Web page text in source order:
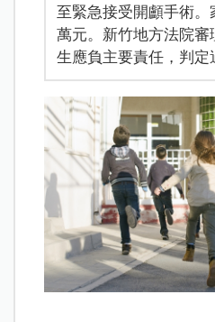
至緊急接受開顱手術
萬元。新竹地方法院
生應負主要責任，判定